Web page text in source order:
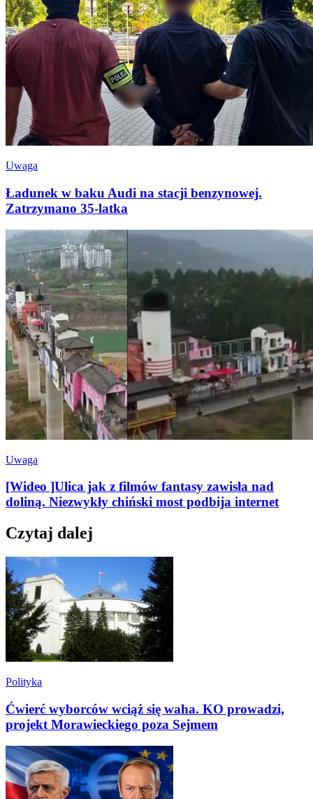
Uwaga
Ładunek w baku Audi na stacji benzynowej.
Zatrzymano 35-latka
Uwaga
[Wideo ]Ulica jak z filmów fantasy zawisła nad
doliną. Niezwykły chiński most podbija internet
Czytaj dalej
Polityka
Ćwierć wyborców wciąż się waha. KO prowadzi,
projekt Morawieckiego poza Sejmem